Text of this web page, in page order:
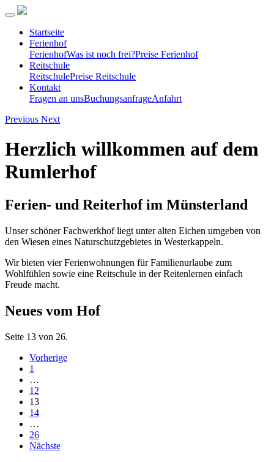
Startseite
Ferienhof
FerienhofWas ist noch frei?Preise Ferienhof
Reitschule
ReitschulePreise Reitschule
Kontakt
Fragen an unsBuchungsanfrageAnfahrt
Previous Next
Herzlich willkommen auf dem
Rumlerhof
Ferien- und Reiterhof im Münsterland
Unser schöner Fachwerkhof liegt unter alten Eichen umgeben von
den Wiesen eines Naturschutzgebietes in Westerkappeln.
Wir bieten vier Ferienwohnungen für Familienurlaube zum
Wohlfühlen sowie eine Reitschule in der Reitenlernen einfach
Freude macht.
Neues vom Hof
Seite 13 von 26.
Vorherige
1
…
12
13
14
…
26
Nächste